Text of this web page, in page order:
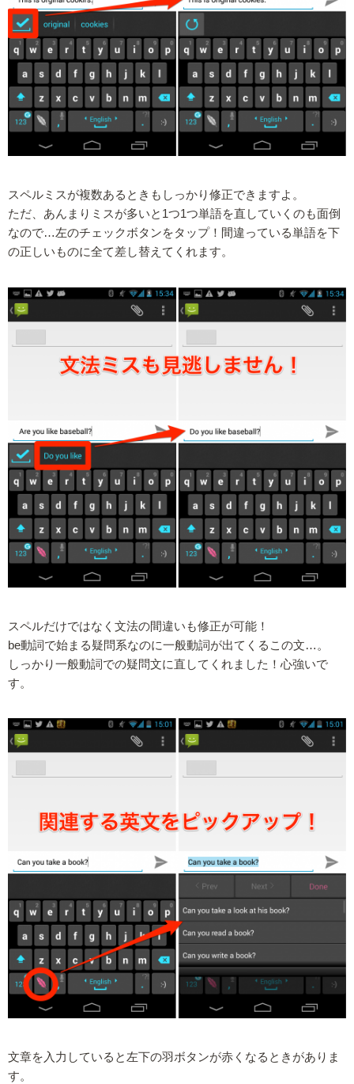
スペルミスが複数あるときもしっかり修正できますよ。
ただ、あんまりミスが多いと1つ1つ単語を直していくのも面倒
なので…左のチェックボタンをタップ！間違っている単語を下
の正しいものに全て差し替えてくれます。
スペルだけではなく文法の間違いも修正が可能！
be動詞で始まる疑問系なのに一般動詞が出てくるこの文…。
しっかり一般動詞での疑問文に直してくれました！心強いで
す。
文章を入力していると左下の羽ボタンが赤くなるときがありま
す。